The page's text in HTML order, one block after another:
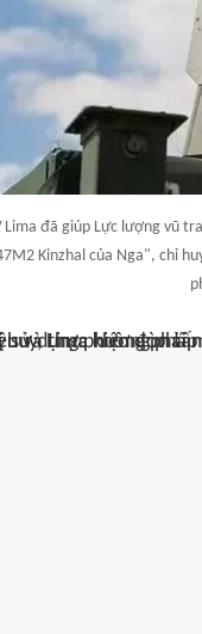
Lima đã giúp Lực lượng vũ
Kinzhal của Nga", chỉ